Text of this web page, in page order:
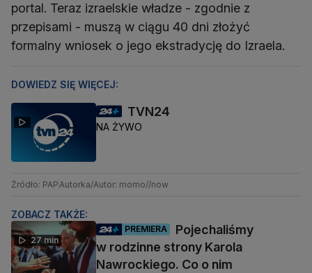
portal. Teraz izraelskie władze - zgodnie z
przepisami - muszą w ciągu 40 dni złożyć
formalny wniosek o jego ekstradycję do Izraela.
DOWIEDZ SIĘ WIĘCEJ:
TVN24
NA ŻYWO
Źródło: PAP Autorka/Autor: momo//now
ZOBACZ TAKŻE:
27 min
PREMIERA
Pojechaliśmy
w rodzinne strony Karola
Nawrockiego. Co o nim